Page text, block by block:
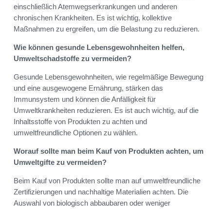
einschließlich Atemwegserkrankungen und anderen
chronischen Krankheiten. Es ist wichtig, kollektive
Maßnahmen zu ergreifen, um die Belastung zu reduzieren.
Wie können gesunde Lebensgewohnheiten helfen,
Umweltschadstoffe zu vermeiden?
Gesunde Lebensgewohnheiten, wie regelmäßige Bewegung
und eine ausgewogene Ernährung, stärken das
Immunsystem und können die Anfälligkeit für
Umweltkrankheiten reduzieren. Es ist auch wichtig, auf die
Inhaltsstoffe von Produkten zu achten und
umweltfreundliche Optionen zu wählen.
Worauf sollte man beim Kauf von Produkten achten, um
Umweltgifte zu vermeiden?
Beim Kauf von Produkten sollte man auf umweltfreundliche
Zertifizierungen und nachhaltige Materialien achten. Die
Auswahl von biologisch abbaubaren oder weniger